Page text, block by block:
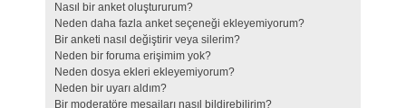
Nasıl bir anket oluştururum?
Neden daha fazla anket seçeneği ekleyemiyorum?
Bir anketi nasıl değiştirir veya silerim?
Neden bir foruma erişimim yok?
Neden dosya ekleri ekleyemiyorum?
Neden bir uyarı aldım?
Bir moderatöre mesajları nasıl bildirebilirim?